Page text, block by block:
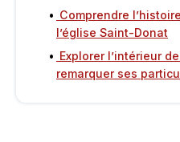
Comprendre
l’église Saint-Donat
Explorer l’intérieur
remarquer ses